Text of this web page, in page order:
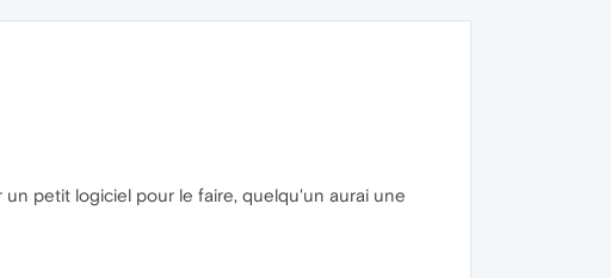
petit logiciel pour le faire, quelqu'un aurai une